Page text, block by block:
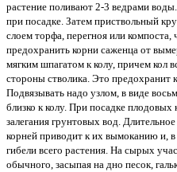
растение поливают 2-3 ведрами
при посадке. Затем приствольный
слоем торфа, перегноя или
предохранить корни саженца от
мягким шпагатом к колу, причем кол
стороны стволика. Это предохранит
Подвязывать надо узлом, в виде
близко к колу. При посадке
залегания грунтовых вод.
корней приводит к их вымоканию и,
гибели всего растения. На сырых
обычного, засыпая на дно песок,